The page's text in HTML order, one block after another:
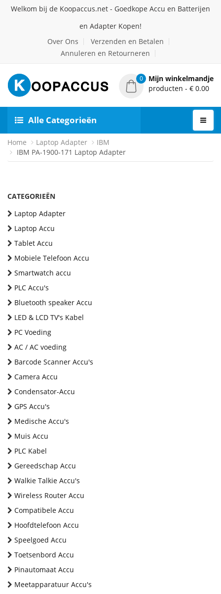
Welkom bij de Koopaccus.net - Goedkope Accu en Batterijen
en Adapter Kopen!
Over Ons
Verzenden en Betalen
Annuleren en Retourneren
0
Mijn winkelmandje
producten - € 0.00
Alle Categorieën
Home Laptop Adapter
IBM
IBM PA-1900-171 Laptop Adapter
CATEGORIEËN
Laptop Adapter
Laptop Accu
Tablet Accu
Mobiele Telefoon Accu
Smartwatch accu
PLC Accu's
Bluetooth speaker Accu
LED & LCD TV's Kabel
PC Voeding
AC / AC voeding
Barcode Scanner Accu's
Camera Accu
Condensator-Accu
GPS Accu's
Medische Accu's
Muis Accu
PLC Kabel
Gereedschap Accu
Walkie Talkie Accu's
Wireless Router Accu
Compatibele Accu
Hoofdtelefoon Accu
Speelgoed Accu
Toetsenbord Accu
Pinautomaat Accu
Meetapparatuur Accu's